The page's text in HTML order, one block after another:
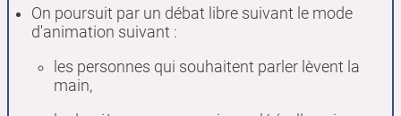
On poursuit par un débat libre suivant le mode
d'animation suivant :
les personnes qui souhaitent parler lèvent la
main,